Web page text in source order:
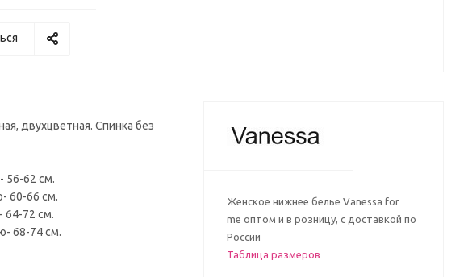
двухцветная. Спинка без
56-62 см.
60-66 см.
64-72 см.
68-74 см.
Женское нижнее белье Vanessa for
me оптом и в розницу, с доставкой по
России
Таблица размеров